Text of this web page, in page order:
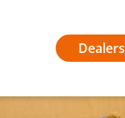
Dealers